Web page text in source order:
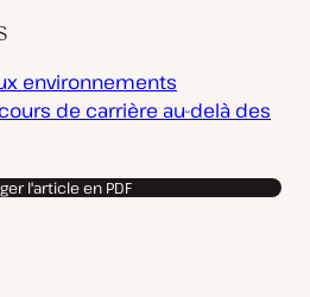
environnements
de carrière au-delà des
l'article en PDF